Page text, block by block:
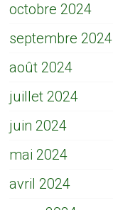
octobre 2024
septembre 2024
août 2024
juillet 2024
juin 2024
mai 2024
avril 2024